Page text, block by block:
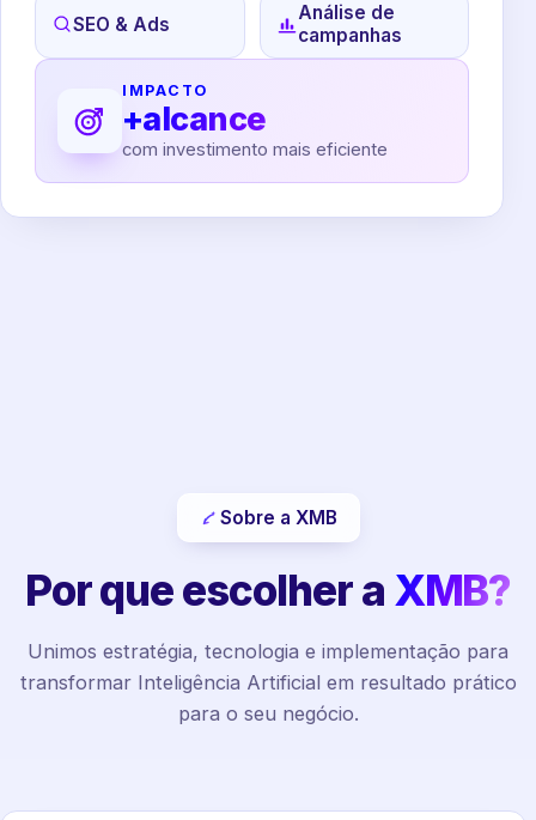
SEO & Ads
Análise de
campanhas
IMPACTO
+alcance
com investimento mais eficiente
Sobre a XMB
Por que escolher a XMB?
Unimos estratégia, tecnologia e implementação para
transformar Inteligência Artificial em resultado prático
para o seu negócio.